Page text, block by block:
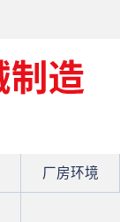
厂房环境